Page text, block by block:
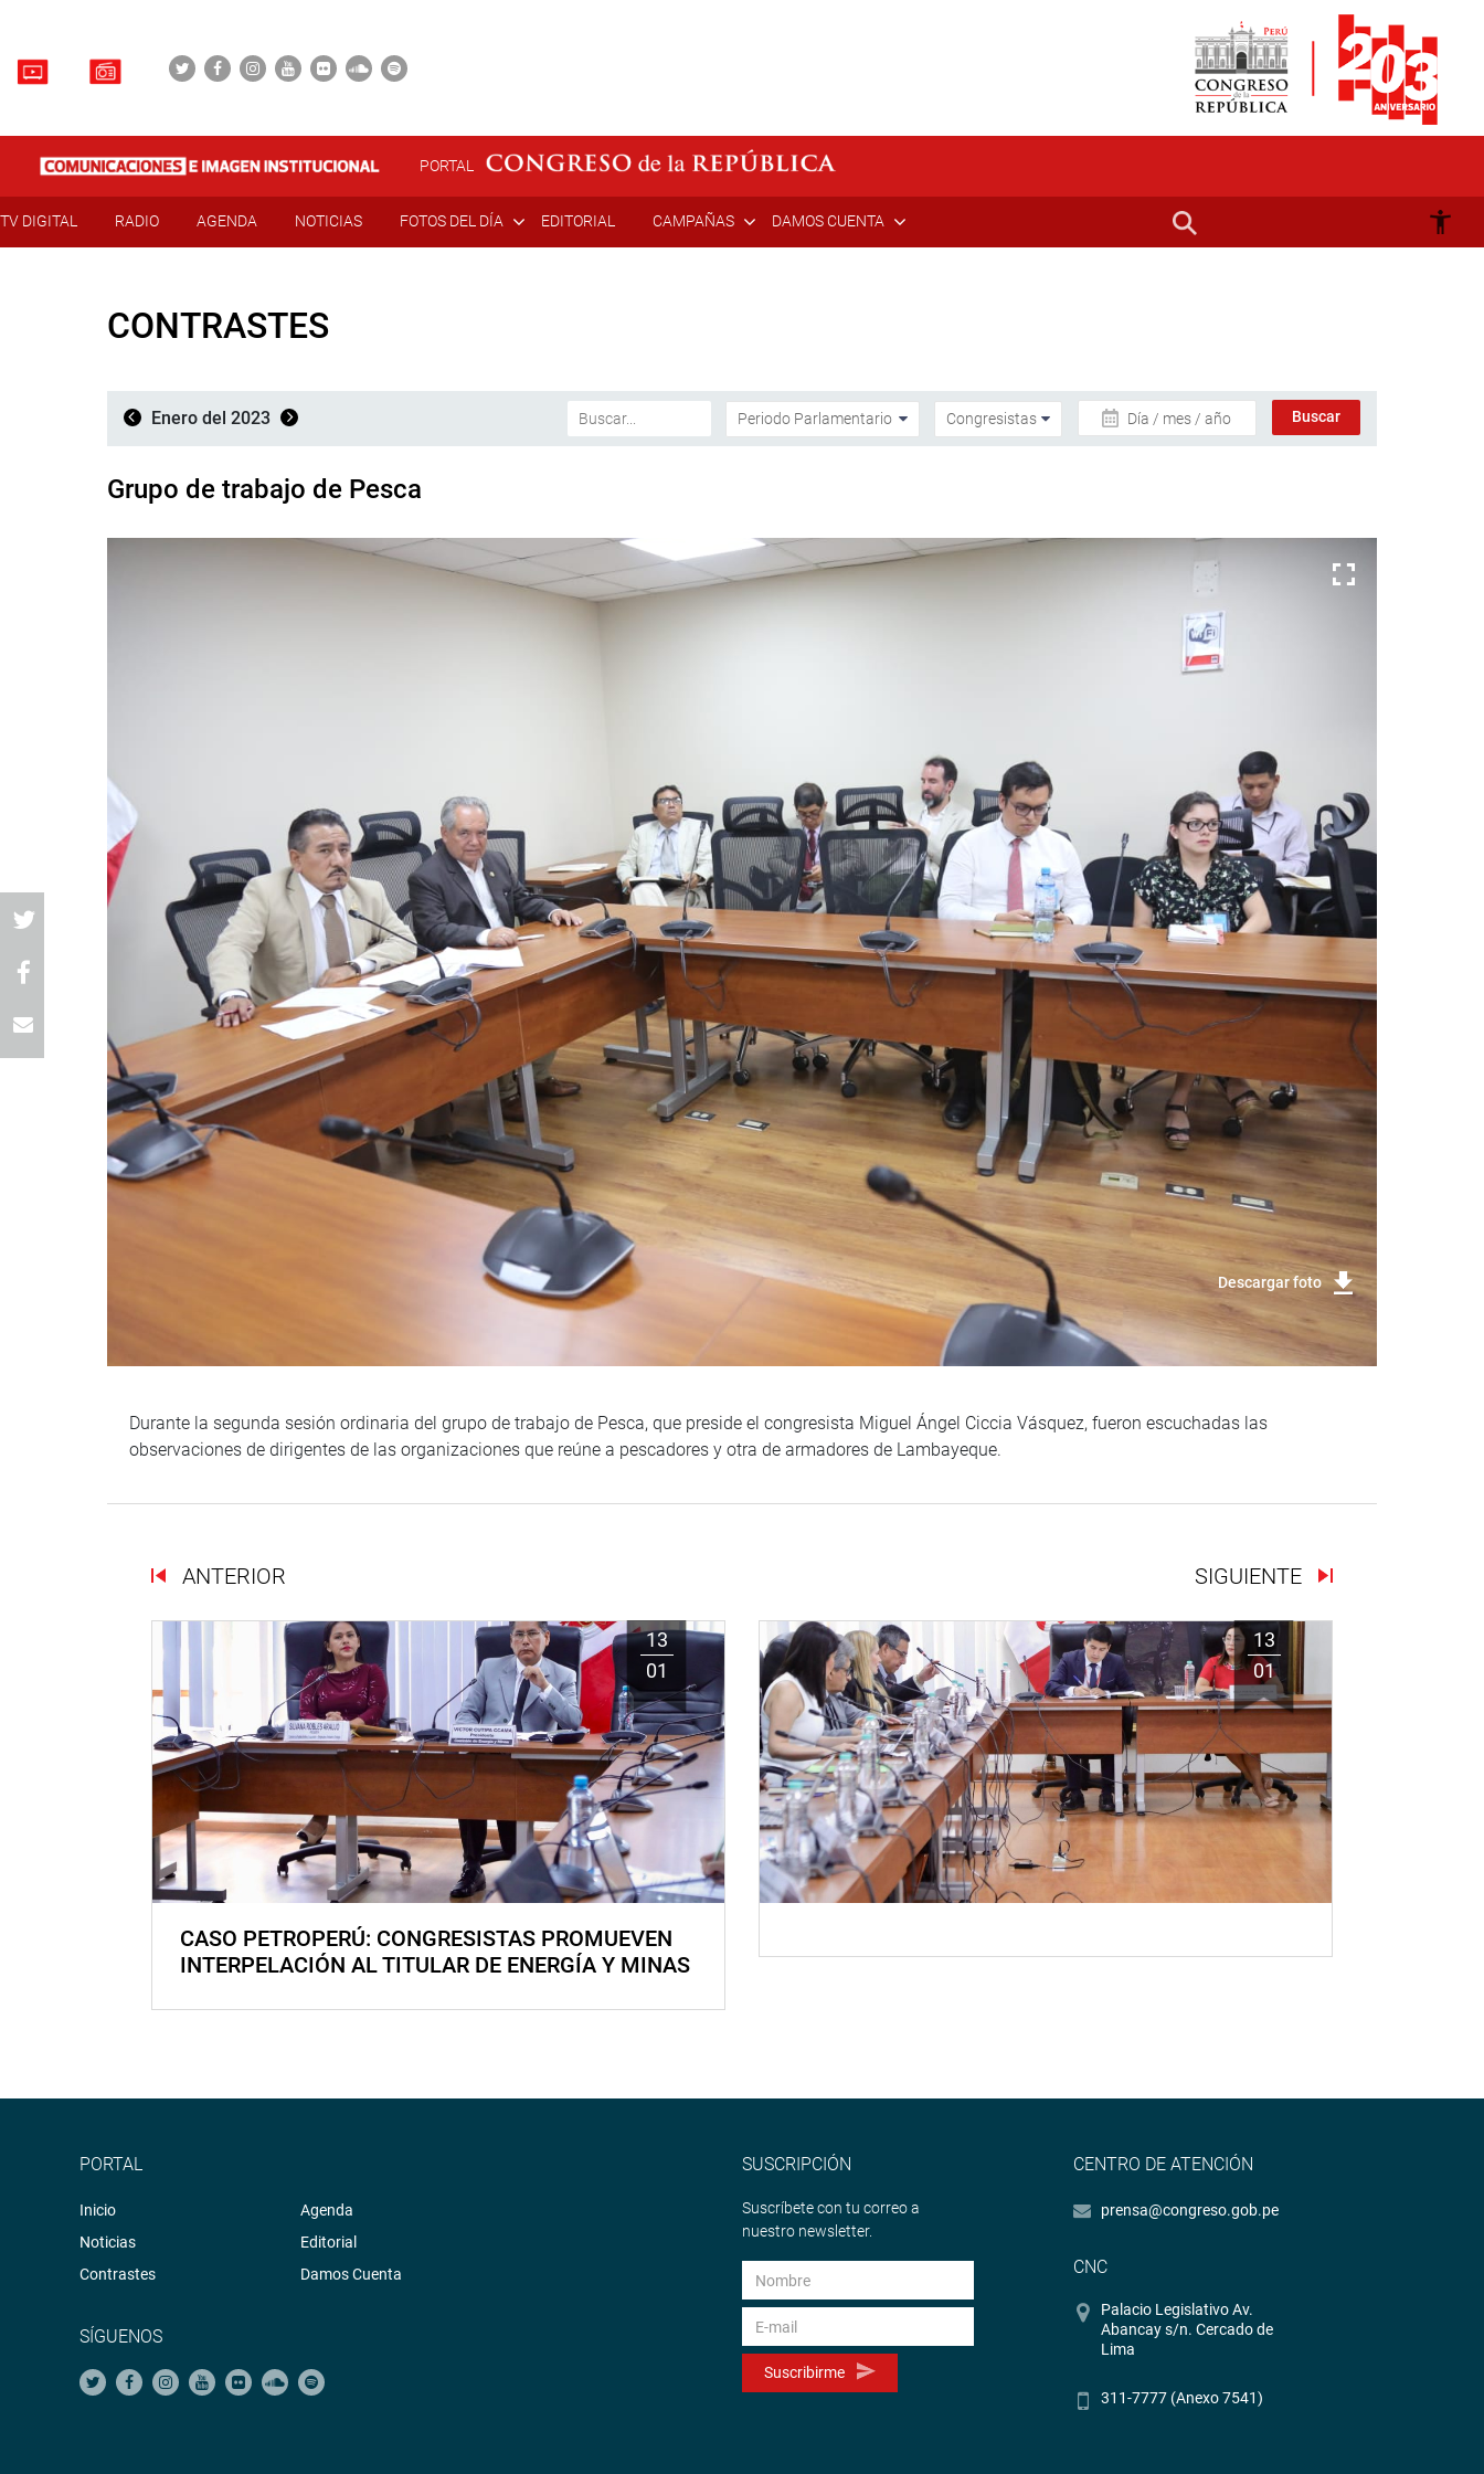
PORTAL
TV DIGITAL RADIO AGENDA NOTICIAS FOTOS DEL DÍA EDITORIAL CAMPAÑAS DAMOS CUENTA
CONTRASTES
Enero del 2023 Día / mes / año
Grupo de trabajo de Pesca
Descargar foto
Durante la segunda sesión ordinaria del grupo de trabajo de Pesca, que preside el congresista Miguel Ángel Ciccia Vásquez, fueron escuchadas las
observaciones de dirigentes de las organizaciones que reúne a pescadores y otra de armadores de Lambayeque.
ANTERIOR SIGUIENTE
13
01
CASO PETROPERÚ: CONGRESISTAS PROMUEVEN
INTERPELACIÓN AL TITULAR DE ENERGÍA Y MINAS
13
01
PORTAL
Inicio
Noticias
Contrastes
Agenda
Editorial
Damos Cuenta
SÍGUENOS
SUSCRIPCIÓN
Suscríbete con tu correo a
nuestro newsletter.
Suscribirme
CENTRO DE ATENCIÓN
prensa@congreso.gob.pe
CNC
Palacio Legislativo Av.
Abancay s/n. Cercado de
Lima
311-7777 (Anexo 7541)